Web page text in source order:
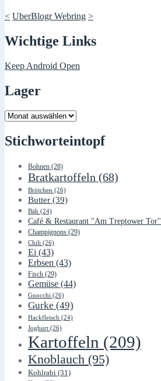
< UberBlogr Webring >
Wichtige Links
Keep Android Open
Lager
Lager
Stichworteintopf
Bohnen (28)
Bratkartoffeln (68)
Brötchen (26)
Butter (39)
Bäh (24)
Café & Restaurant "Am Treptower Tor"
Champignons (29)
Chili (26)
Ei (43)
Erbsen (43)
Fisch (29)
Gemüse (44)
Gnocchi (26)
Gurke (49)
Hackfleisch (24)
Joghurt (26)
Kartoffeln (209)
Knoblauch (95)
Kohlrabi (31)